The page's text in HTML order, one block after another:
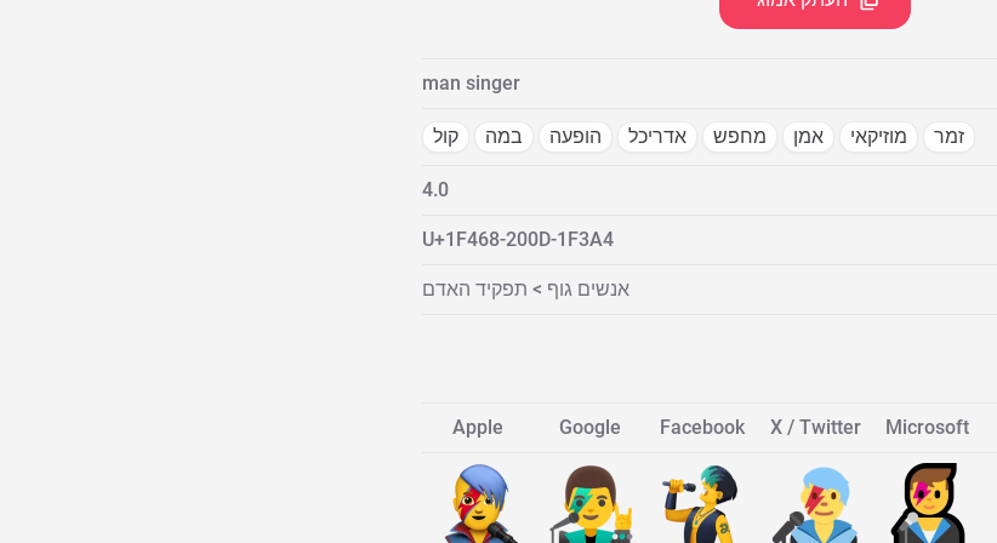
man singer
זמר מוזיקאי אמן מחפש אדריכל הופעה במה קול
4.0
U+1F468-200D-1F3A4
אנשים גוף > תפקיד האדם
Apple Google Facebook X / Twitter Microsoft